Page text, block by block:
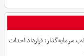
سرمایه‌گذار؛ قرارداد احداث